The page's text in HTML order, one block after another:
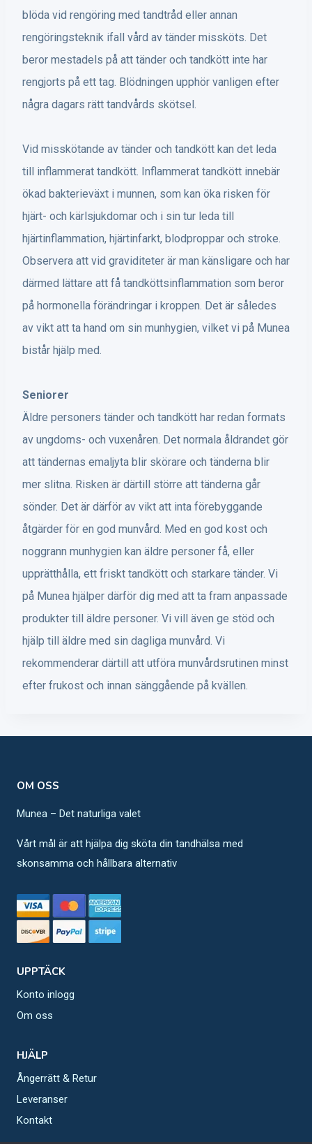
blöda vid rengöring med tandtråd eller annan
rengöringsteknik ifall vård av tänder missköts. Det
beror mestadels på att tänder och tandkött inte har
rengjorts på ett tag. Blödningen upphör vanligen efter
några dagars rätt tandvårds skötsel.
Vid misskötande av tänder och tandkött kan det leda
till inflammerat tandkött. Inflammerat tandkött innebär
ökad bakterieväxt i munnen, som kan öka risken för
hjärt- och kärlsjukdomar och i sin tur leda till
hjärtinflammation, hjärtinfarkt, blodproppar och stroke.
Observera att vid graviditeter är man känsligare och har
därmed lättare att få tandköttsinflammation som beror
på hormonella förändringar i kroppen. Det är således
av vikt att ta hand om sin munhygien, vilket vi på Munea
bistår hjälp med.
Seniorer
Äldre personers tänder och tandkött har redan formats
av ungdoms- och vuxenåren. Det normala åldrandet gör
att tändernas emaljyta blir skörare och tänderna blir
mer slitna. Risken är därtill större att tänderna går
sönder. Det är därför av vikt att inta förebyggande
åtgärder för en god munvård. Med en god kost och
noggrann munhygien kan äldre personer få, eller
upprätthålla, ett friskt tandkött och starkare tänder. Vi
på Munea hjälper därför dig med att ta fram anpassade
produkter till äldre personer. Vi vill även ge stöd och
hjälp till äldre med sin dagliga munvård. Vi
rekommenderar därtill att utföra munvårdsrutinen minst
efter frukost och innan sänggående på kvällen.
OM OSS
Munea – Det naturliga valet
Vårt mål är att hjälpa dig sköta din tandhälsa med
skonsamma och hållbara alternativ
UPPTÄCK
Konto inlogg
Om oss
HJÄLP
Ångerrätt & Retur
Leveranser
Kontakt